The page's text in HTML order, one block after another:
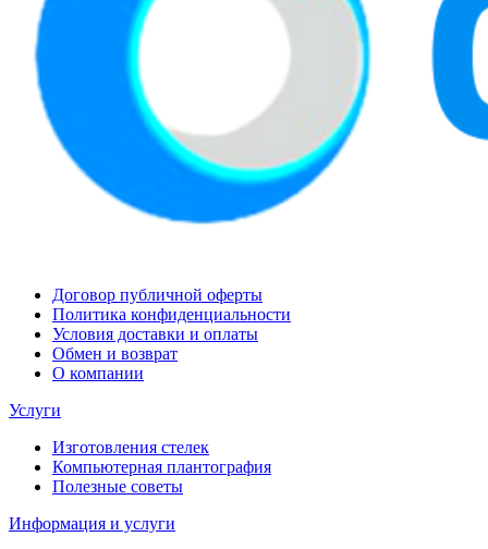
Договор публичной оферты
Политика конфиденциальности
Условия доставки и оплаты
Обмен и возврат
О компании
Услуги
Изготовления стелек
Компьютерная плантография
Полезные советы
Информация и услуги